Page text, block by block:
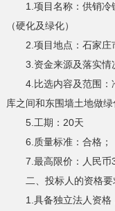
1.项目名称：供销
（硬化及绿化）
2.项目地点：石家
3.资金来源及落实情
4.比选内容及范围
库之间和东围墙土地做
5.工期：20天
6.质量标准：合格；
7.最高限价：人民币
二、投标人的资格要
1.具备独立法人资